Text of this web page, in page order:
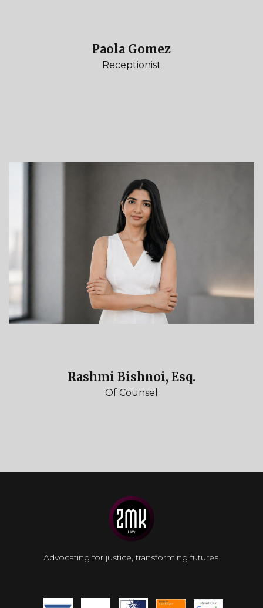
Paola Gomez
Receptionist
Rashmi Bishnoi, Esq.
Of Counsel
Advocating for justice, transforming futures.